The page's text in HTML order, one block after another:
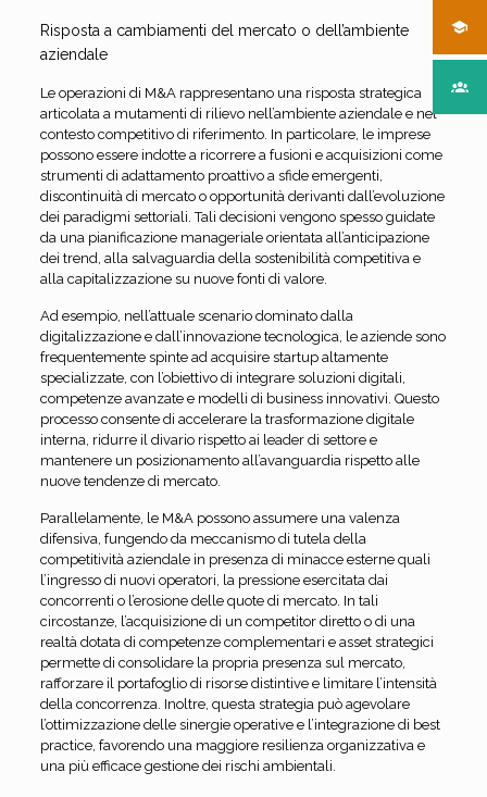
Risposta a cambiamenti del mercato o dell’ambiente
aziendale
Le operazioni di M&A rappresentano una risposta strategica
articolata a mutamenti di rilievo nell’ambiente aziendale e nel
contesto competitivo di riferimento. In particolare, le imprese
possono essere indotte a ricorrere a fusioni e acquisizioni come
strumenti di adattamento proattivo a sfide emergenti,
discontinuità di mercato o opportunità derivanti dall’evoluzione
dei paradigmi settoriali. Tali decisioni vengono spesso guidate
da una pianificazione manageriale orientata all’anticipazione
dei trend, alla salvaguardia della sostenibilità competitiva e
alla capitalizzazione su nuove fonti di valore.
Ad esempio, nell’attuale scenario dominato dalla
digitalizzazione e dall’innovazione tecnologica, le aziende sono
frequentemente spinte ad acquisire startup altamente
specializzate, con l’obiettivo di integrare soluzioni digitali,
competenze avanzate e modelli di business innovativi. Questo
processo consente di accelerare la trasformazione digitale
interna, ridurre il divario rispetto ai leader di settore e
mantenere un posizionamento all’avanguardia rispetto alle
nuove tendenze di mercato.
Parallelamente, le M&A possono assumere una valenza
difensiva, fungendo da meccanismo di tutela della
competitività aziendale in presenza di minacce esterne quali
l’ingresso di nuovi operatori, la pressione esercitata dai
concorrenti o l’erosione delle quote di mercato. In tali
circostanze, l’acquisizione di un competitor diretto o di una
realtà dotata di competenze complementari e asset strategici
permette di consolidare la propria presenza sul mercato,
rafforzare il portafoglio di risorse distintive e limitare l’intensità
della concorrenza. Inoltre, questa strategia può agevolare
l’ottimizzazione delle sinergie operative e l’integrazione di best
practice, favorendo una maggiore resilienza organizzativa e
una più efficace gestione dei rischi ambientali.